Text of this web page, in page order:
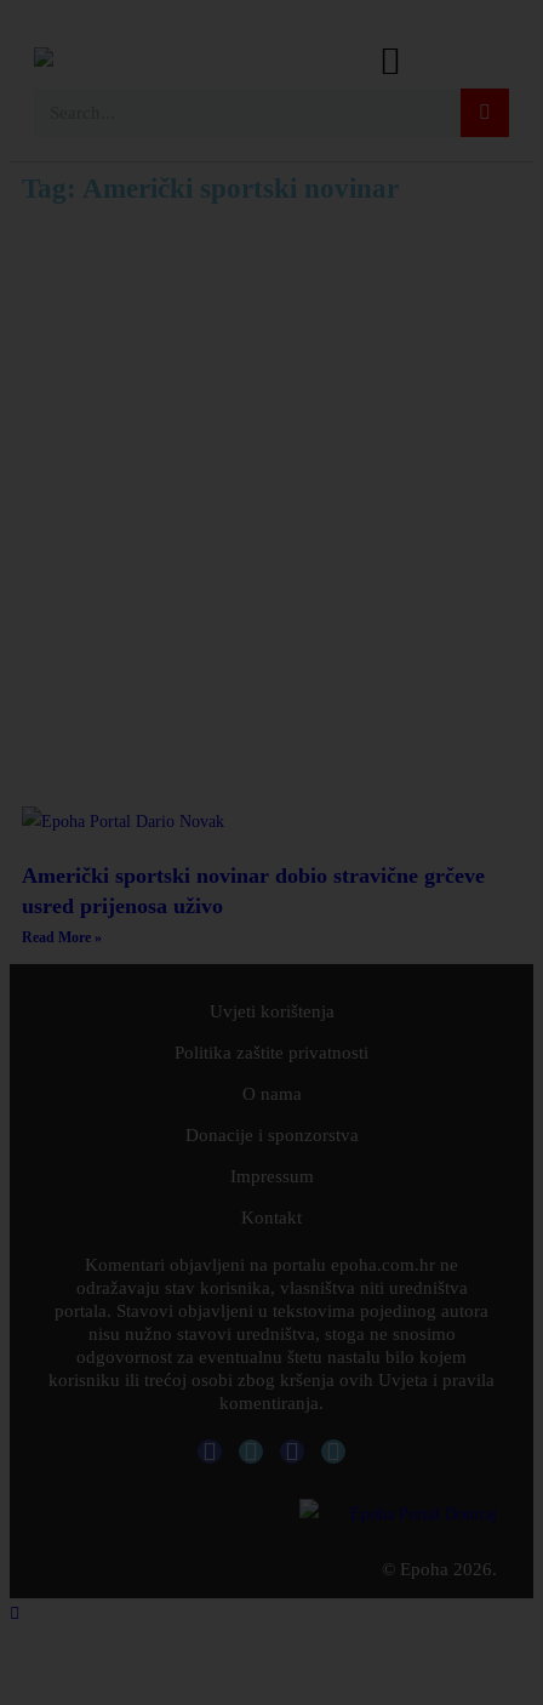
Tag: Američki sportski novinar
Američki sportski novinar dobio stravične grčeve
usred prijenosa uživo
Read More »
Uvjeti korištenja
Politika zaštite privatnosti
O nama
Donacije i sponzorstva
Impressum
Kontakt
Komentari objavljeni na portalu epoha.com.hr ne
odražavaju stav korisnika, vlasništva niti uredništva
portala. Stavovi objavljeni u tekstovima pojedinog autora
nisu nužno stavovi uredništva, stoga ne snosimo
odgovornost za eventualnu štetu nastalu bilo kojem
korisniku ili trećoj osobi zbog kršenja ovih Uvjeta i pravila
komentiranja.
© Epoha 2026.